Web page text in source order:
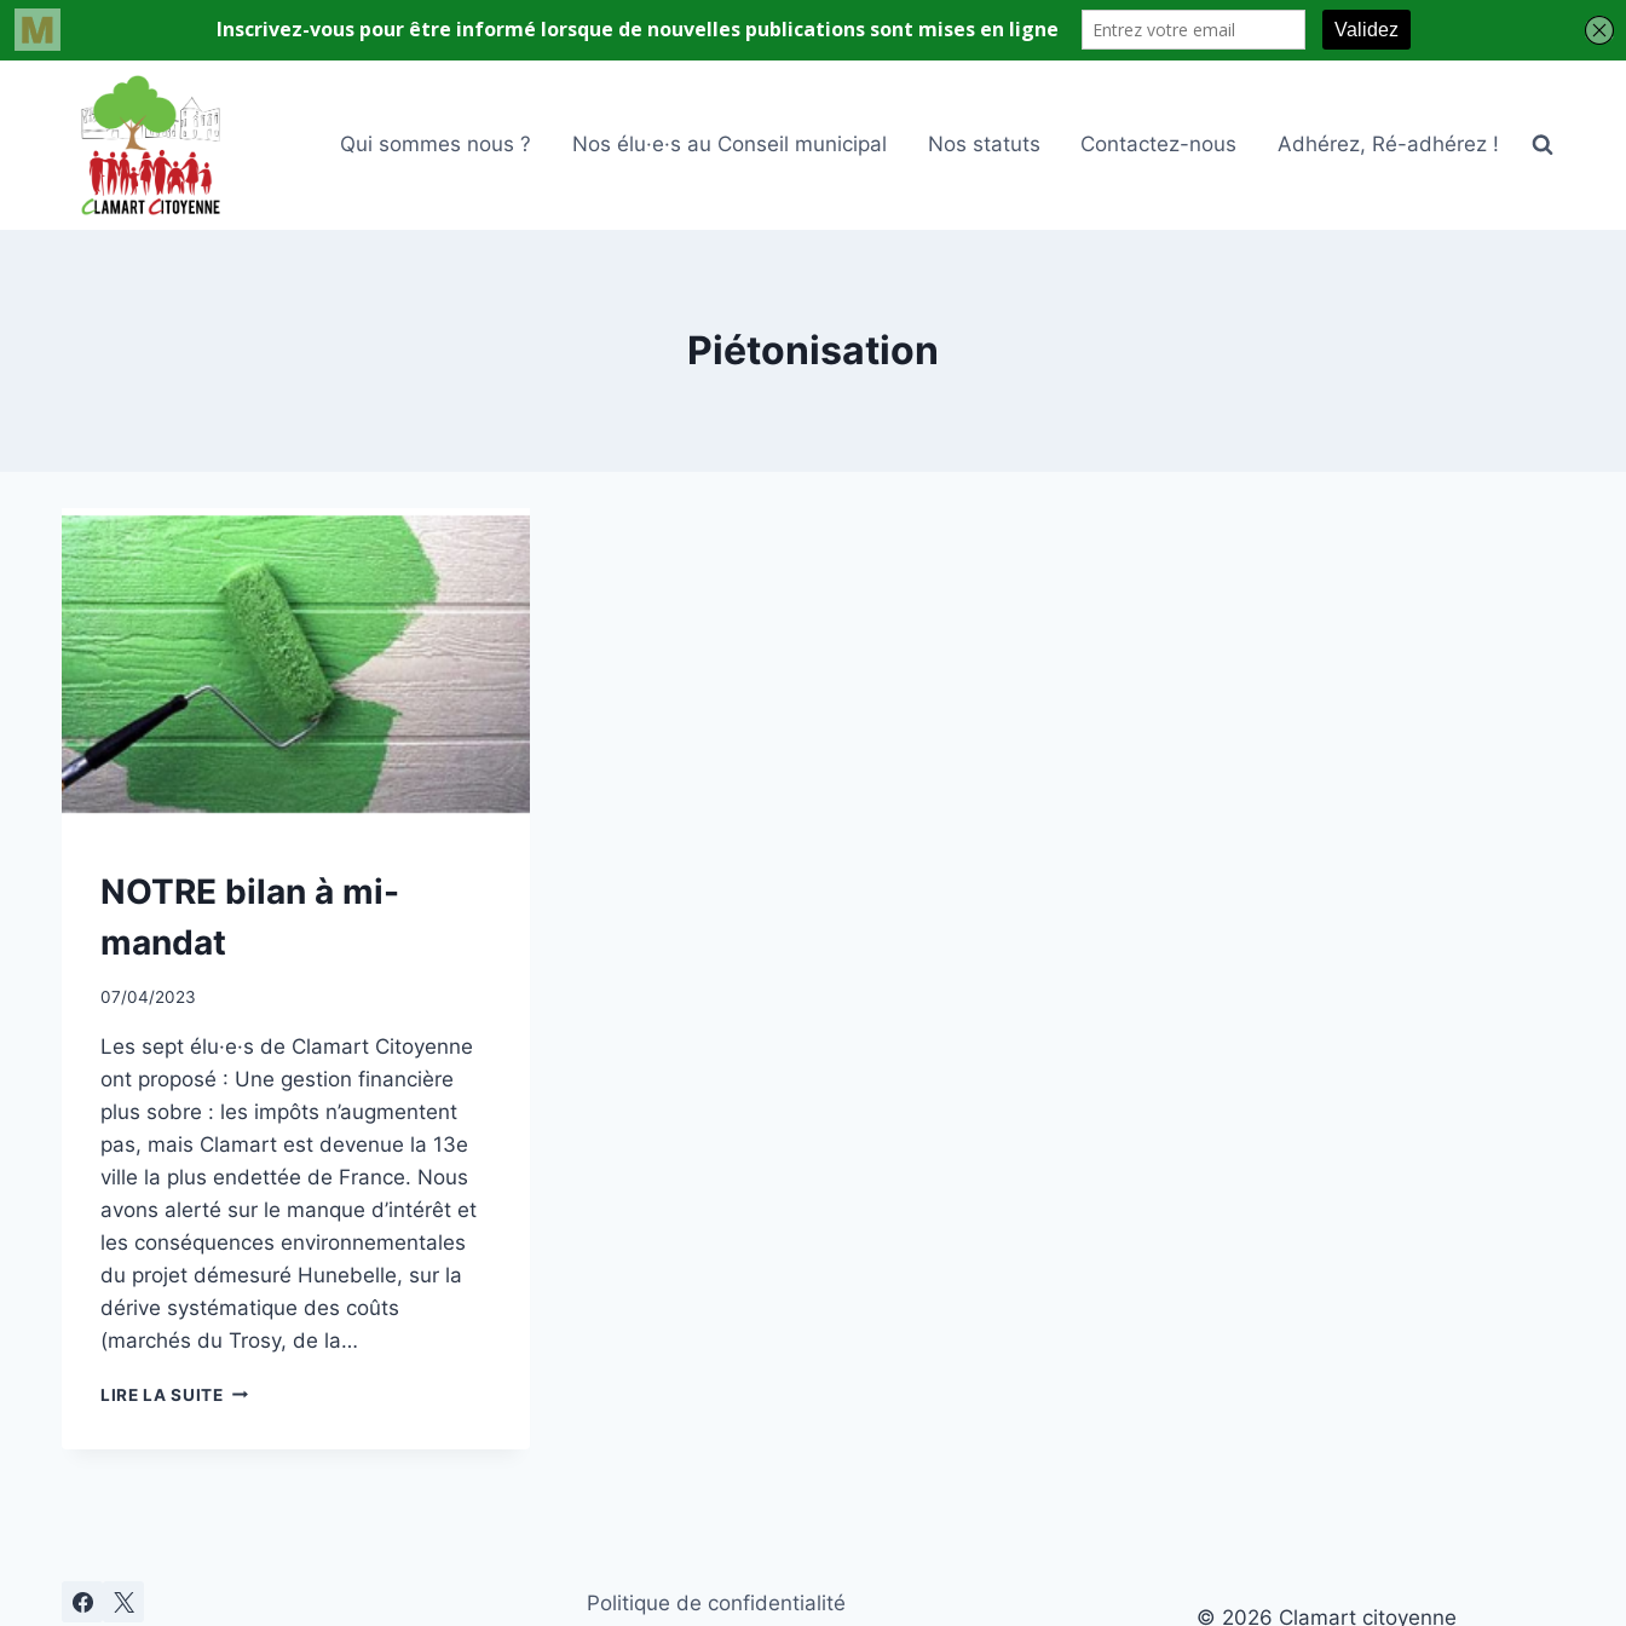
Qui sommes nous ? Nos élu·e·s au Conseil municipal Nos statuts Contactez-nous Adhérez, Ré-adhérez !
Piétonisation
NON
CLASSÉ
NOTRE bilan à mi-
mandat
Par
07/04/2023
Les sept élu·e·s de Clamart Citoyenne
ont proposé : Une gestion financière
plus sobre : les impôts n’augmentent
pas, mais Clamart est devenue la 13e
ville la plus endettée de France. Nous
avons alerté sur le manque d’intérêt et
les conséquences environnementales
du projet démesuré Hunebelle, sur la
dérive systématique des coûts
(marchés du Trosy, de la…
LIRE LA SUITENOTRE
Politique de confidentialité
© 2026 Clamart citoyenne